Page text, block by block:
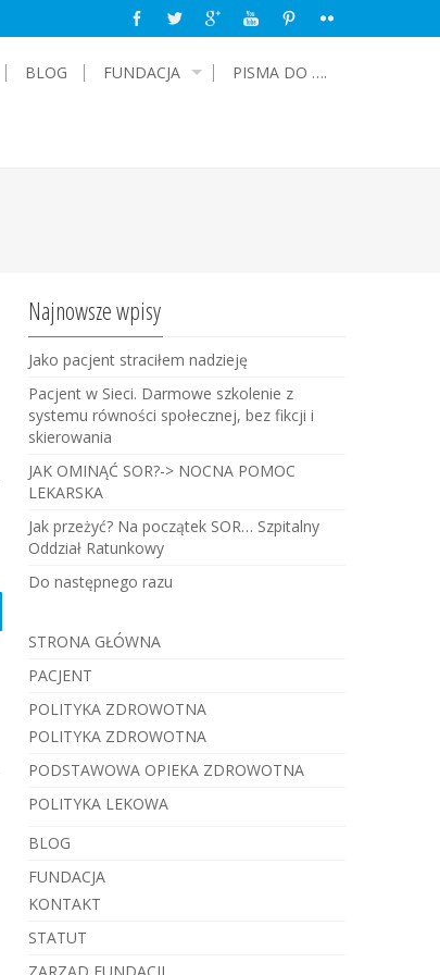
BLOG FUNDACJA PISMA DO ….
Najnowsze wpisy
Jako pacjent straciłem nadzieję
Pacjent w Sieci. Darmowe szkolenie z
systemu równości społecznej, bez fikcji i
skierowania
JAK OMINĄĆ SOR?-> NOCNA POMOC
LEKARSKA
Jak przeżyć? Na początek SOR… Szpitalny
Oddział Ratunkowy
Do następnego razu
STRONA GŁÓWNA
PACJENT
POLITYKA ZDROWOTNA
POLITYKA ZDROWOTNA
PODSTAWOWA OPIEKA ZDROWOTNA
POLITYKA LEKOWA
BLOG
FUNDACJA
KONTAKT
STATUT